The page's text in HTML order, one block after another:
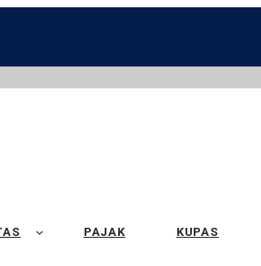
PAJAK KUPAS